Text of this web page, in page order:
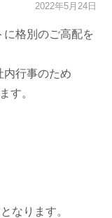
2022年5月24日
格別のご高配を
内行事のため
す。
なります。